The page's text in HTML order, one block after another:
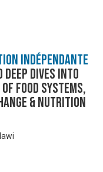
Indépendante
Deep Dives into
Food Systems,
& Nutrition